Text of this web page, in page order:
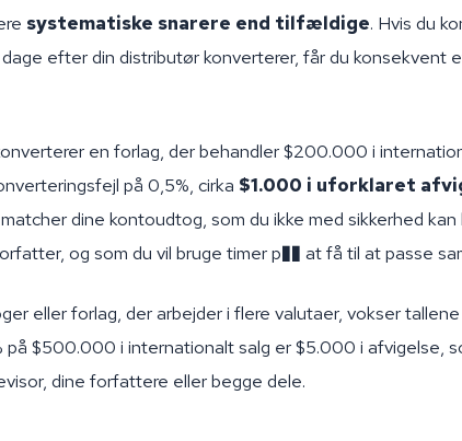
systematiske snarere end tilfældige. Hvis du
efter din distributør konverterer, får du konsekvent
en forlag, der behandler $200.000 i
på 0,5%, cirka $1.000 i uforklaret
dine kontoudtog, som du ikke med sikkerhed
og som du vil bruge timer p�� at få til at passe
eller forlag, der arbejder i flere valutaer, vokser
på $500.000 i internationalt salg er $5.000 i afvigelse,
dine forfattere eller begge dele.